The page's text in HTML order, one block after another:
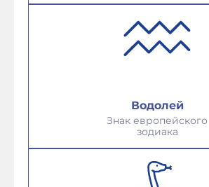
Водолей
Знак европейского
зодиака